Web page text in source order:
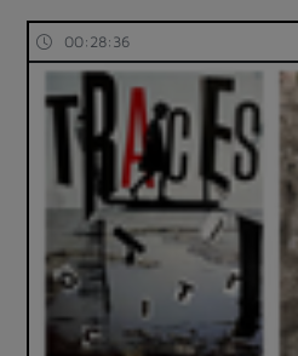
00:28:36